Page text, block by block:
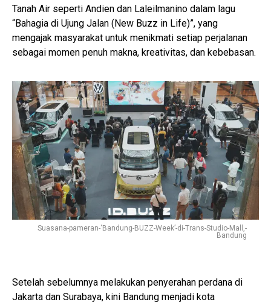
Tanah Air seperti Andien dan Laleilmanino dalam lagu
“Bahagia di Ujung Jalan (New Buzz in Life)”, yang
mengajak masyarakat untuk menikmati setiap perjalanan
sebagai momen penuh makna, kreativitas, dan kebebasan.
Suasana-pameran-‘Bandung-BUZZ-Week’-di-Trans-Studio-Mall,-
Bandung
Setelah sebelumnya melakukan penyerahan perdana di
Jakarta dan Surabaya, kini Bandung menjadi kota